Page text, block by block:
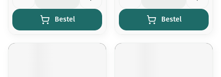
Bestel Bestel